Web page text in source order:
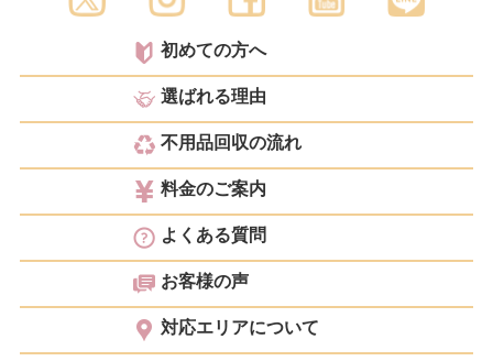
初めての方へ
選ばれる理由
不用品回収の流れ
料金のご案内
よくある質問
お客様の声
対応エリアについて